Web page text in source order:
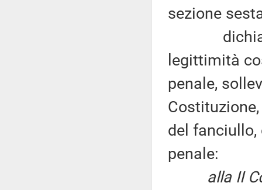
sezione
dichiara
legittimità
penale,
del fanciullo,
penale:
alla II